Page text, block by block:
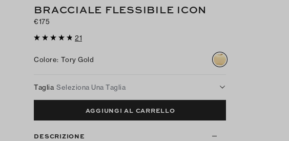
BRACCIALE FLESSIBILE ICON
€175
21
Colore: Tory Gold
Taglia Seleziona Una Taglia
AGGIUNGI AL CARRELLO
DESCRIZIONE